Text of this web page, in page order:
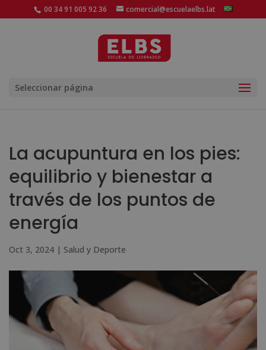
00 34 91 005 92 36 comercial@escuelaelbs.lat
Seleccionar página
La acupuntura en los pies:
equilibrio y bienestar a
través de los puntos de
energía
Oct 3, 2024 | Salud y Deporte